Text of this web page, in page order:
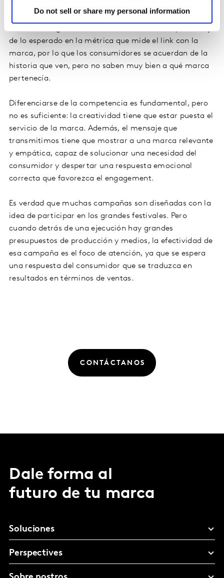
Do not sell or share my personal information
la asociación con la marca. Más de la mitad de los
de lo esperado en la métrica que mide el link con la
marca, por lo que los consumidores se acuerdan de la
historia que ven, pero no saben muy bien a qué marca
pertenecía.
Diferenciarse de la competencia es fundamental, pero
no es suficiente: la creatividad tiene que estar puesta el
servicio de la marca. Además, el mensaje que
transmitimos tiene que mostrar a una marca relevante
y empática, capaz de solucionar una necesidad del
consumidor y despertar una respuesta emocional
correcta que favorezca el engagement.
Es verdad que muchas campañas son diseñadas con la
idea de participar en los grandes festivales. Pero
cuando detrás de una ejecución hay grandes
presupuestos de producción y medios, la efectividad de
esa campaña es el foco de atención, ya que se espera
una respuesta del consumidor que se traduzca en
resultados en términos de ventas.
CONTÁCTANOS
Dale forma al
futuro de tu marca
Soluciones
Perspectives